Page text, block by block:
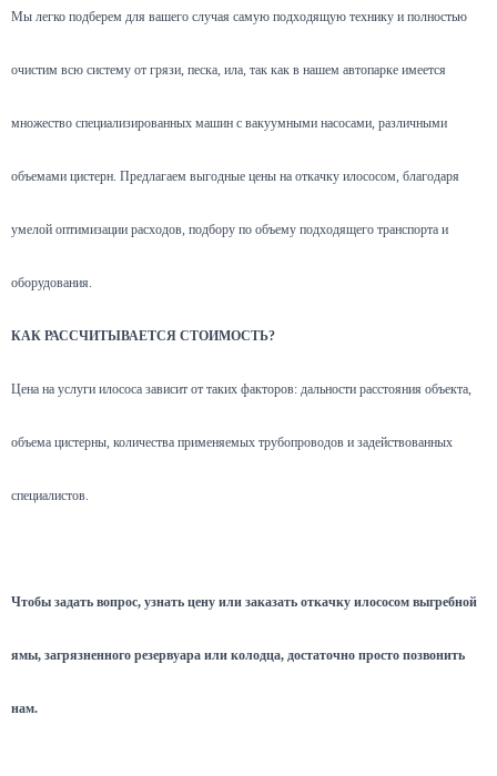
Мы легко подберем для вашего случая самую подходящую технику и полностью
очистим всю систему от грязи, песка, ила, так как в нашем автопарке имеется
множество специализированных машин с вакуумными насосами, различными
объемами цистерн. Предлагаем выгодные цены на откачку илососом, благодаря
умелой оптимизации расходов, подбору по объему подходящего транспорта и
оборудования.
КАК РАССЧИТЫВАЕТСЯ СТОИМОСТЬ?
Цена на услуги илососа зависит от таких факторов: дальности расстояния объекта,
объема цистерны, количества применяемых трубопроводов и задействованных
специалистов.
Чтобы задать вопрос, узнать цену или заказать откачку илососом выгребной
ямы, загрязненного резервуара или колодца, достаточно просто позвонить
нам.